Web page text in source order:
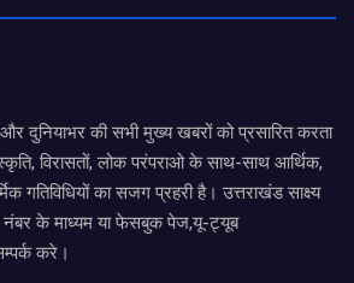
और दुनियाभर की सभी मुख्य खबरों को प्रसारित करता
विरासतों, लोक परंपराओ के साथ-साथ आर्थिक,
गतिविधियों का सजग प्रहरी है। उत्तराखंड साक्ष्य
के माध्यम या फेसबुक पेज,यू-ट्यूब
करे।